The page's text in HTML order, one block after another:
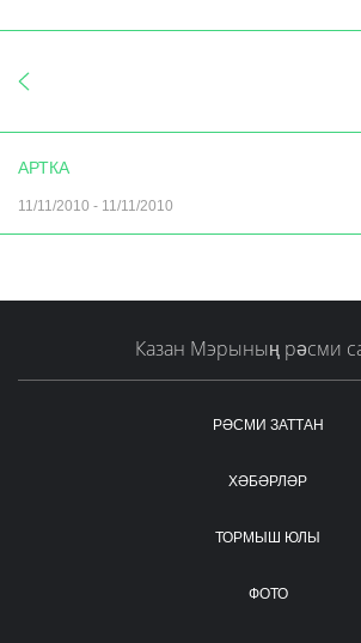
АРТКА
11/11/2010 - 11/11/2010
Казан Мэрының рәсми
РӘСМИ ЗАТТАН
ХӘБӘРЛӘР
ТОРМЫШ ЮЛЫ
ФОТО